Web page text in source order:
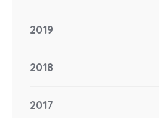
2019
2018
2017